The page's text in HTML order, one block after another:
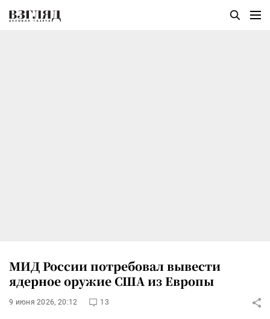
МИД России потребовал вывести
ядерное оружие США из Европы
9 июня 2026, 20:12 13